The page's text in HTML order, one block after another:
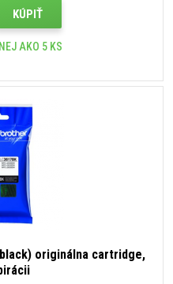
KÚPIŤ
AKO 5 KS
originálna cartridge,